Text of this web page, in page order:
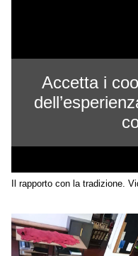
Accetta i
Il rapporto con la tradizione.